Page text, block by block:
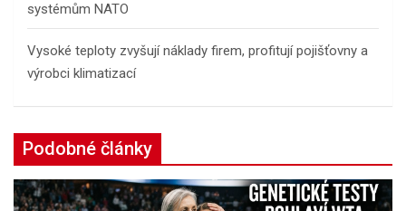
systémům NATO
Vysoké teploty zvyšují náklady firem, profitují pojišťovny a
výrobci klimatizací
Podobné články